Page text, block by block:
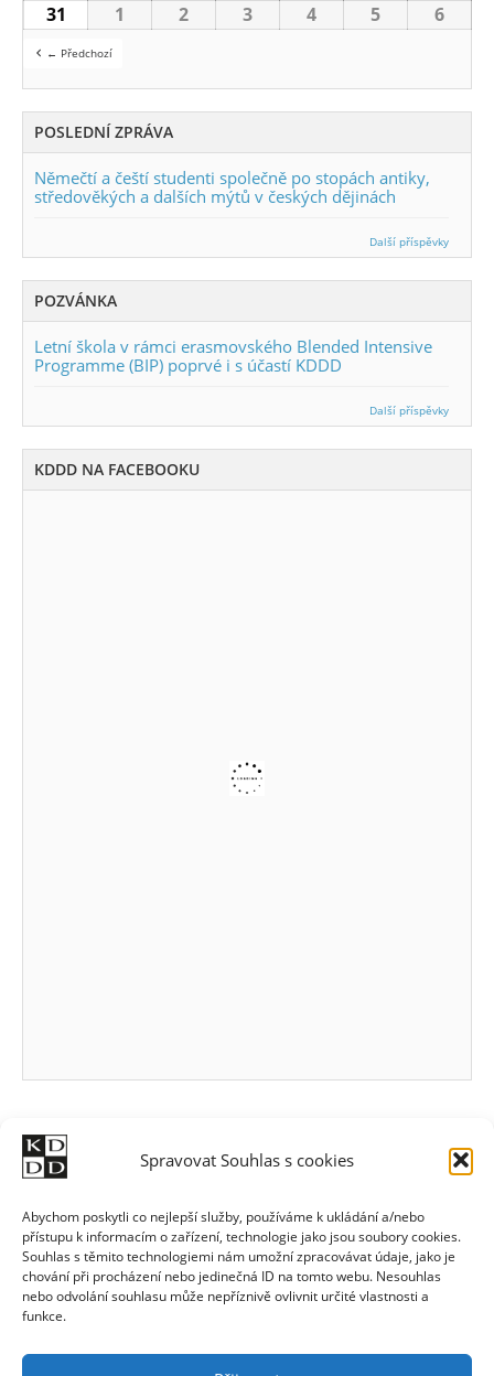
Spravovat Souhlas s cookies
Abychom poskytli co nejlepší služby, používáme k ukládání a/nebo
přístupu k informacím o zařízení, technologie jako jsou soubory cookies.
Souhlas s těmito technologiemi nám umožní zpracovávat údaje, jako je
chování při procházení nebo jedinečná ID na tomto webu. Nesouhlas
nebo odvolání souhlasu může nepříznivě ovlivnit určité vlastnosti a
funkce.
31 31.8.2026
1 1.9.2026
2 2.9.2026
3 3.9.2026
4 4.9.2026
5 5.9.2026
6
← Předchozí
POSLEDNÍ ZPRÁVA
Němečtí a čeští studenti společně po stopách antiky,
středověkých a dalších mýtů v českých dějinách
Další příspěvky
POZVÁNKA
Letní škola v rámci erasmovského Blended Intensive
Programme (BIP) poprvé i s účastí KDDD
Další příspěvky
KDDD NA FACEBOOKU